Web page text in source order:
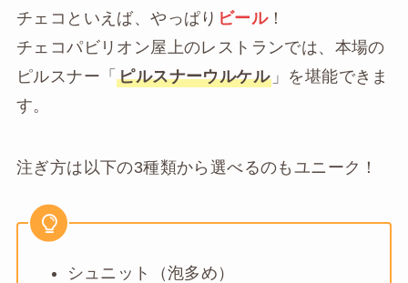
チェコといえば、やっぱり ビール！
チェコパビリオン屋上のレストランでは、本場の
ピルスナー「ピルスナーウルケル」を堪能できま
す。
注ぎ方は以下の3種類から選べるのもユニーク！
シュニット（泡多め）